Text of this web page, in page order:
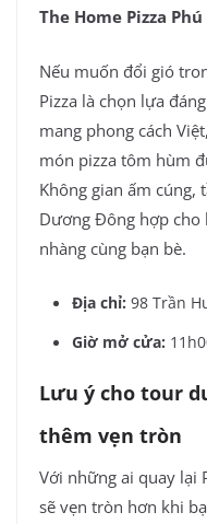
The Home Pizza Phú
Nếu muốn đổi gió
Pizza là chọn lựa
mang phong cách
món pizza tôm hùm
Không gian ấm cúng,
Dương Đông hợp
nhàng cùng bạn bè.
Địa chỉ: 98 Trần
Giờ mở cửa:
Lưu ý cho tour
thêm vẹn tròn
Với những ai quay lại
sẽ vẹn tròn hơn khi